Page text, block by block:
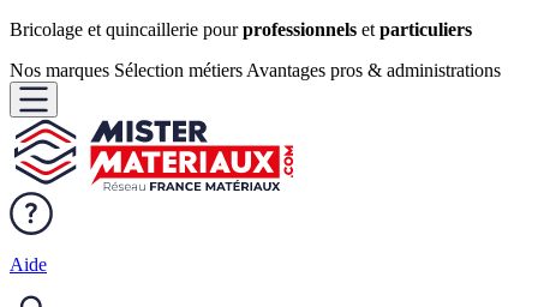
Bricolage et quincaillerie pourprofessionnels et particuliers
Nos marques Sélection métiers Avantages pros & administrations
Aide